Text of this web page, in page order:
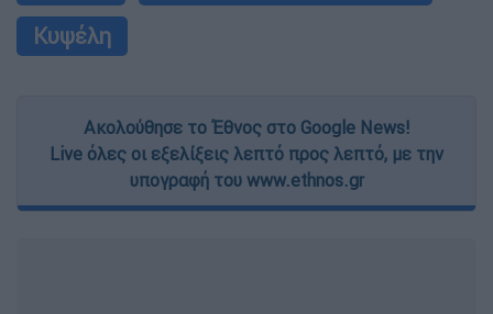
Κυψέλη
Ακολούθησε το Έθνος στο Google News!
Live όλες οι εξελίξεις λεπτό προς λεπτό, με την
υπογραφή του www.ethnos.gr